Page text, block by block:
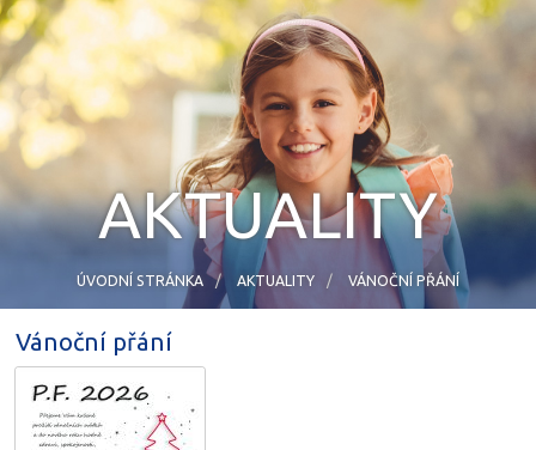
AKTUALITY
ÚVODNÍ STRÁNKA AKTUALITY VÁNOČNÍ PŘÁNÍ
Vánoční přání